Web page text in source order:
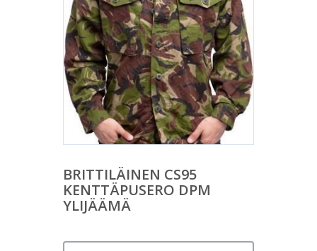
BRITTILÄINEN CS95
KENTTÄPUSERO DPM
YLIJÄÄMÄ